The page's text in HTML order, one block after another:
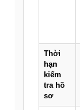
Thời
hạn
kiểm
tra hồ
sơ